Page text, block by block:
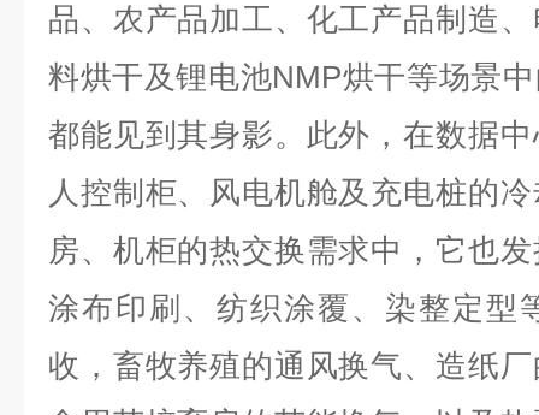
品、农产品加工、化工产品制造
料烘干及锂电池NMP烘干等场景
都能见到其身影。此外，在数据
人控制柜、风电机舱及充电桩的
房、机柜的热交换需求中，它也
涂布印刷、纺织涂覆、染整定型
收，畜牧养殖的通风换气、造纸